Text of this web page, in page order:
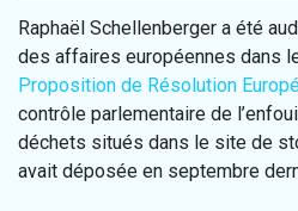
Raphaël Schellenberger a été
des affaires européennes dans
Proposition de Résolution
contrôle parlementaire de
déchets situés dans le site de
avait déposée en septembre